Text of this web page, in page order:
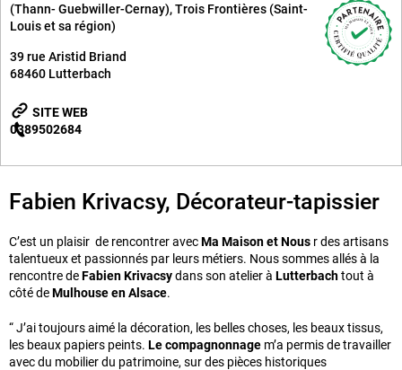
(Thann- Guebwiller-Cernay),Trois Frontières (Saint-
Louis et sa région)
39 rue Aristid Briand
68460 Lutterbach
SITE WEB
0389502684
Fabien Krivacsy, Décorateur-tapissier
C’est un plaisir de rencontrer avecMa Maison et Nous r des artisans
talentueux et passionnés par leurs métiers. Nous sommes allés à la
rencontre deFabien Krivacsydans son atelier à Lutterbachtout à
côté deMulhouse en Alsace.
“ J’ai toujours aimé la décoration, les belles choses, les beaux tissus,
les beaux papiers peints. Le compagnonnage m’a permis de travailler
avec du mobilier du patrimoine, sur des pièces historiques